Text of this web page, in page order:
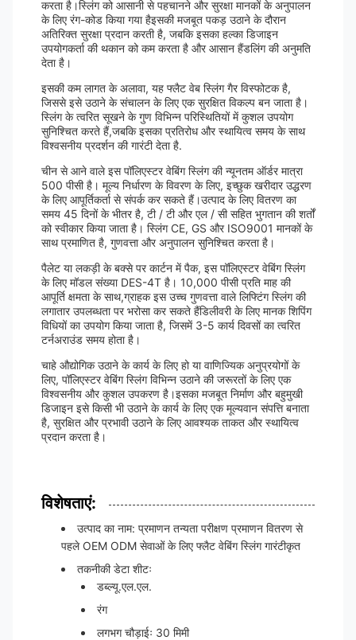
करता है।स्लिंग को आसानी से पहचानने और सुरक्षा मानकों के अनुपालन
के लिए रंग-कोड किया गया हैइसकी मजबूत पकड़ उठाने के दौरान
अतिरिक्त सुरक्षा प्रदान करती है, जबकि इसका हल्का डिजाइन
उपयोगकर्ता की थकान को कम करता है और आसान हैंडलिंग की अनुमति
देता है।
इसकी कम लागत के अलावा, यह फ्लैट वेब स्लिंग गैर विस्फोटक है,
जिससे इसे उठाने के संचालन के लिए एक सुरक्षित विकल्प बन जाता है।
स्लिंग के त्वरित सूखने के गुण विभिन्न परिस्थितियों में कुशल उपयोग
सुनिश्चित करते हैं,जबकि इसका प्रतिरोध और स्थायित्व समय के साथ
विश्वसनीय प्रदर्शन की गारंटी देता है.
चीन से आने वाले इस पॉलिएस्टर वेबिंग स्लिंग की न्यूनतम ऑर्डर मात्रा
500 पीसी है। मूल्य निर्धारण के विवरण के लिए, इच्छुक खरीदार उद्धरण
के लिए आपूर्तिकर्ता से संपर्क कर सकते हैं।उत्पाद के लिए वितरण का
समय 45 दिनों के भीतर है, टी / टी और एल / सी सहित भुगतान की शर्तों
को स्वीकार किया जाता है। स्लिंग CE, GS और ISO9001 मानकों के
साथ प्रमाणित है, गुणवत्ता और अनुपालन सुनिश्चित करता है।
पैलेट या लकड़ी के बक्से पर कार्टन में पैक, इस पॉलिएस्टर वेबिंग स्लिंग
के लिए मॉडल संख्या DES-4T है। 10,000 पीसी प्रति माह की
आपूर्ति क्षमता के साथ,ग्राहक इस उच्च गुणवत्ता वाले लिफ्टिंग स्लिंग की
लगातार उपलब्धता पर भरोसा कर सकते हैंडिलीवरी के लिए मानक शिपिंग
विधियों का उपयोग किया जाता है, जिसमें 3-5 कार्य दिवसों का त्वरित
टर्नअराउंड समय होता है।
चाहे औद्योगिक उठाने के कार्य के लिए हो या वाणिज्यिक अनुप्रयोगों के
लिए, पॉलिएस्टर वेबिंग स्लिंग विभिन्न उठाने की जरूरतों के लिए एक
विश्वसनीय और कुशल उपकरण है।इसका मजबूत निर्माण और बहुमुखी
डिजाइन इसे किसी भी उठाने के कार्य के लिए एक मूल्यवान संपत्ति बनाता
है, सुरक्षित और प्रभावी उठाने के लिए आवश्यक ताकत और स्थायित्व
प्रदान करता है।
विशेषताएं:
उत्पाद का नाम: प्रमाणन तन्यता परीक्षण प्रमाणन वितरण से
पहले OEM ODM सेवाओं के लिए फ्लैट वेबिंग स्लिंग गारंटीकृत
तकनीकी डेटा शीटः
डब्ल्यू.एल.एल.
रंग
लगभग चौड़ाईः 30 मिमी